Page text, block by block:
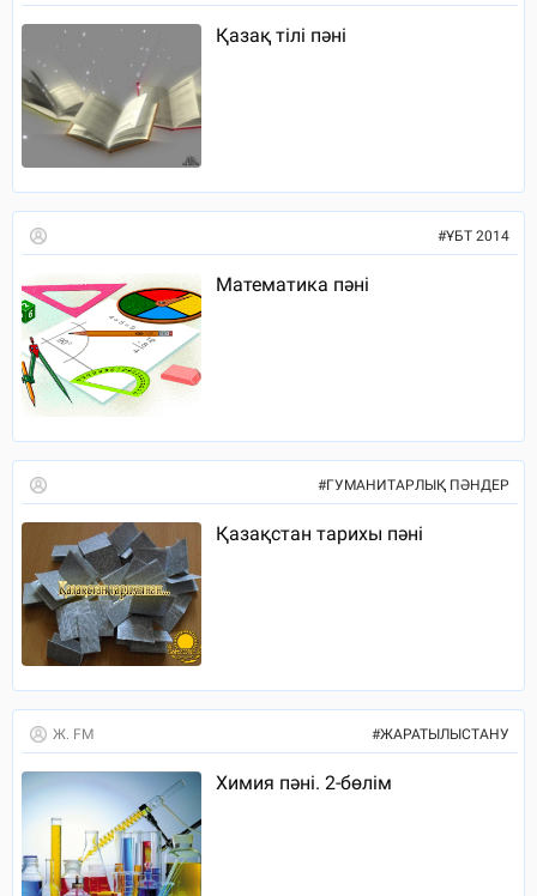
Қазақ тілі пәні
#ҰБТ 2014
Математика пәні
#ГУМАНИТАРЛЫҚ ПӘНДЕР
Қазақстан тарихы пәні
Ж. FM #ЖАРАТЫЛЫСТАНУ
Химия пәні. 2-бөлім